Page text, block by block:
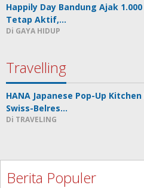
Happily Day Bandung Ajak
Tetap Aktif,…
Di GAYA HIDUP
Travelling
HANA Japanese Pop-Up
Swiss-Belres…
Di TRAVELING
Berita Populer